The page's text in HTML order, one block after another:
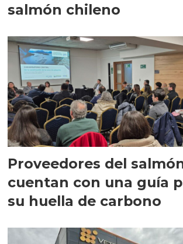
salmón chileno
Proveedores del
cuentan con una guía
su huella de carbono